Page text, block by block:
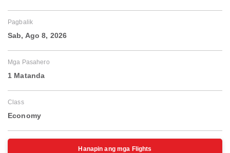
Pagbalik
Sab, Ago 8, 2026
Mga Pasahero
1 Matanda
Class
Economy
Hanapin ang mga Flights